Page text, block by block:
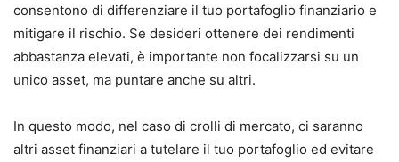
consentono di differenziare il tuo portafoglio finanziario e
mitigare il rischio. Se desideri ottenere dei rendimenti
abbastanza elevati, è importante non focalizzarsi su un
unico asset, ma puntare anche su altri.
In questo modo, nel caso di crolli di mercato, ci saranno
altri asset finanziari a tutelare il tuo portafoglio ed evitare